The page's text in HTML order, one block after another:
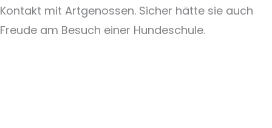
Kontakt mit Artgenossen. Sicher hätte sie auch
Freude am Besuch einer Hundeschule.